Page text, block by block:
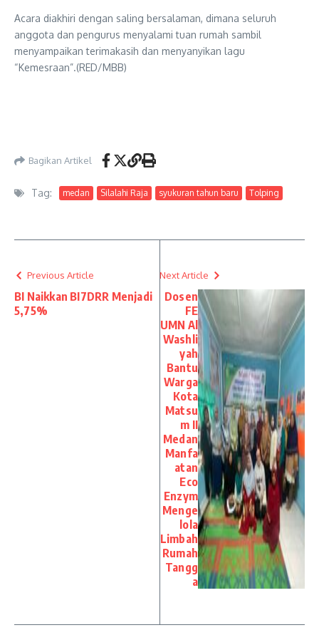
Acara diakhiri dengan saling bersalaman, dimana seluruh
anggota dan pengurus menyalami tuan rumah sambil
menyampaikan terimakasih dan menyanyikan lagu
“Kemesraan”.(RED/MBB)
Bagikan Artikel
Tag: medan Silalahi Raja syukuran tahun baru Tolping
Previous Article
BI Naikkan BI7DRR Menjadi
5,75%
Next Article
Dosen
FE
UMN Al
Washli
yah
Bantu
Warga
Kota
Matsu
m II
Medan
Manfa
atan
Eco
Enzym
Menge
lola
Limbah
Rumah
Tangg
a